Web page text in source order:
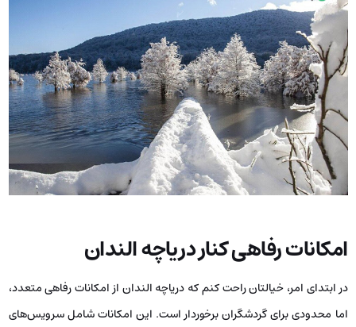
امکانات رفاهی کنار دریاچه الندان
در ابتدای امر، خیالتان راحت کنم که دریاچه الندان از امکانات رفاهی متعدد،
اما محدودی برای گردشگران برخوردار است. این امکانات شامل سرویس‌های